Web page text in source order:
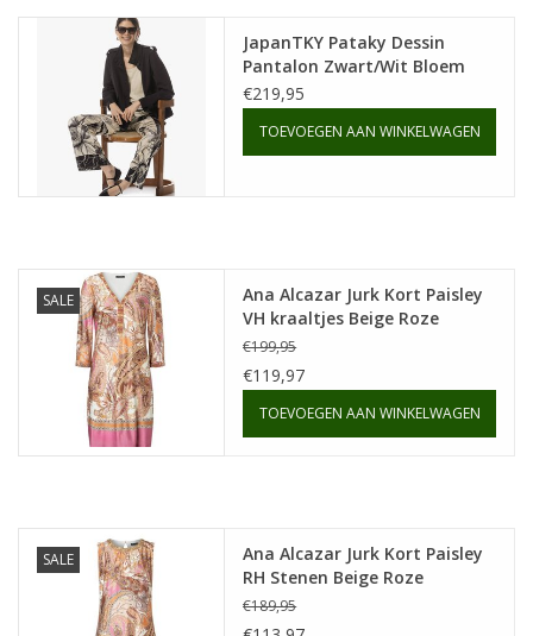
JapanTKY Pataky Dessin
Pantalon Zwart/Wit Bloem
Print
€219,95
TOEVOEGEN AAN WINKELWAGEN
SALE
Ana Alcazar Jurk Kort Paisley
VH kraaltjes Beige Roze
€199,95
€119,97
TOEVOEGEN AAN WINKELWAGEN
SALE
Ana Alcazar Jurk Kort Paisley
RH Stenen Beige Roze
€189,95